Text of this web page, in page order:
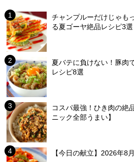
チャンプルーだけじゃも
る夏ゴーヤ絶品レシピ3選
夏バテに負けない！豚肉
レシピ8選
コスパ最強！ひき肉の絶
ニック全部うまい】
【今日の献立】2026年8